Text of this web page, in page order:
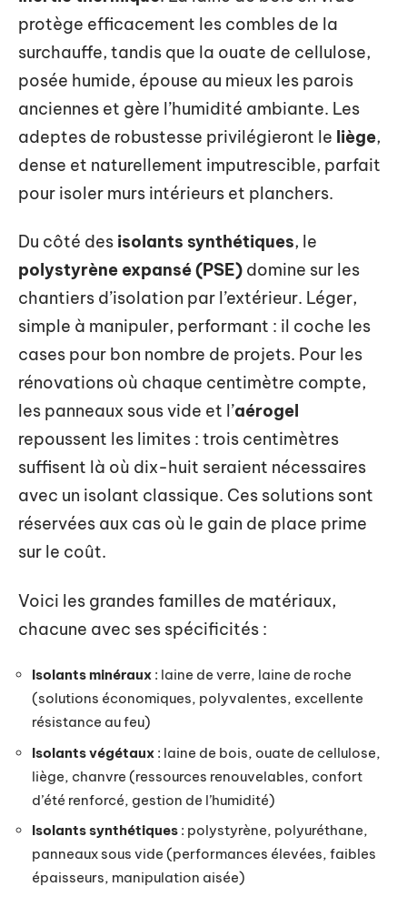
protège efficacement les combles de la
surchauffe, tandis que la ouate de cellulose,
posée humide, épouse au mieux les parois
anciennes et gère l’humidité ambiante. Les
adeptes de robustesse privilégieront le liège,
dense et naturellement imputrescible, parfait
pour isoler murs intérieurs et planchers.
Du côté des isolants synthétiques, le
polystyrène expansé (PSE) domine sur les
chantiers d’isolation par l’extérieur. Léger,
simple à manipuler, performant : il coche les
cases pour bon nombre de projets. Pour les
rénovations où chaque centimètre compte,
les panneaux sous vide et l’aérogel
repoussent les limites : trois centimètres
suffisent là où dix-huit seraient nécessaires
avec un isolant classique. Ces solutions sont
réservées aux cas où le gain de place prime
sur le coût.
Voici les grandes familles de matériaux,
chacune avec ses spécificités :
Isolants minéraux : laine de verre, laine de roche
(solutions économiques, polyvalentes, excellente
résistance au feu)
Isolants végétaux : laine de bois, ouate de cellulose,
liège, chanvre (ressources renouvelables, confort
d’été renforcé, gestion de l’humidité)
Isolants synthétiques : polystyrène, polyuréthane,
panneaux sous vide (performances élevées, faibles
épaisseurs, manipulation aisée)